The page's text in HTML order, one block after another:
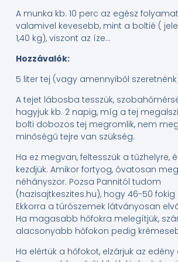
A munka kb. 10 perc az egész
valamivel kevesebb, mint a boltié (
1,40 kg), viszont az íze…
Hozzávalók:
5 liter tej (vagy amennyiből
A tejet lábosba tesszük,
hagyjuk kb. 2 napig, míg a tej
bolti dobozos tej megromlik, nem
minőségű tejre van szükség.
Ha ez megvan, feltesszük a tűzhelyre,
kezdjük. Amikor fortyog, óvatosan
néhányszor. Pozsa Pannitól tudom
(hazisajtkeszites.hu), hogy 46-50
Ekkorra a túrószemek látványosan
Ha magasabb hőfokra melegítjük,
alacsonyabb hőfokon pedig
Ha elértük a hőfokot, elzárjuk az